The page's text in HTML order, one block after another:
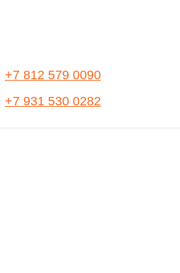
+7 812 579 0090
+7 931 530 0282